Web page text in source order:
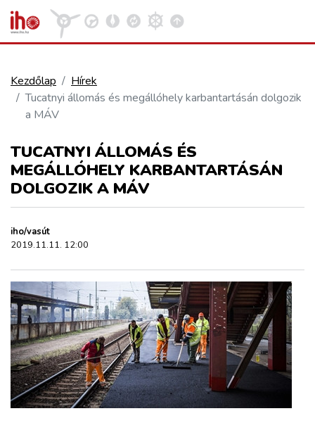
VASÚT
KÖZÚT
REPÜLÉS
KÖZLEKEDÉSFEJLESZTÉS
ZÖLDÚT
HAJÓZÁS
BLOG
Kezdőlap
Hírek
Tucatnyi állomás és megállóhely karbantartásán dolgozik
a MÁV
TUCATNYI ÁLLOMÁS ÉS
MEGÁLLÓHELY KARBANTARTÁSÁN
DOLGOZIK A MÁV
iho/vasút
2019.11.11. 12:00